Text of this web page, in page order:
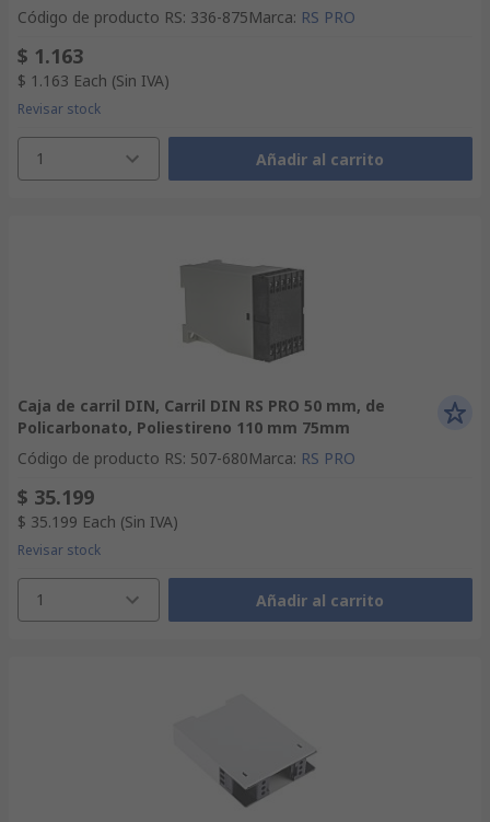
Código de producto RS: 336-875Marca: RS PRO
$ 1.163
$ 1.163 Each (Sin IVA)
Revisar stock
1 Añadir al carrito
Caja de carril DIN, Carril DIN RS PRO 50 mm, de
Policarbonato, Poliestireno 110 mm 75mm
Código de producto RS: 507-680Marca: RS PRO
$ 35.199
$ 35.199 Each (Sin IVA)
Revisar stock
1 Añadir al carrito